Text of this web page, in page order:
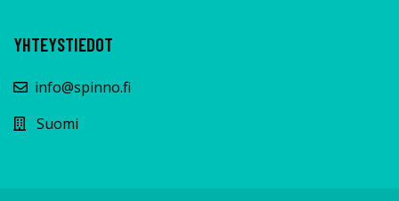
YHTEYSTIEDOT
info@spinno.fi
Suomi